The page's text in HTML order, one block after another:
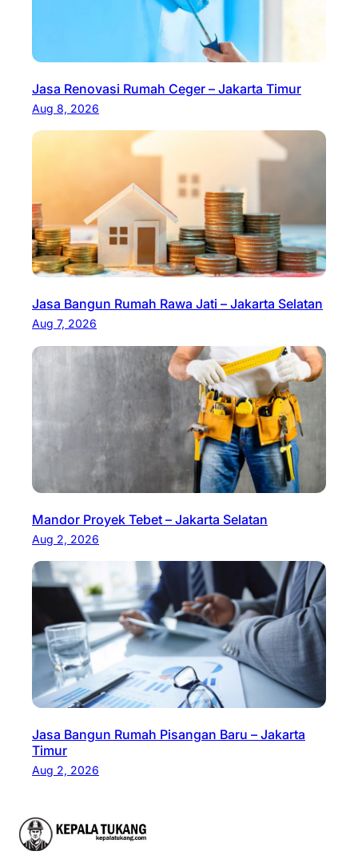
Jasa Renovasi Rumah Ceger – Jakarta Timur
Aug 8, 2026
Jasa Bangun Rumah Rawa Jati – Jakarta Selatan
Aug 7, 2026
Mandor Proyek Tebet – Jakarta Selatan
Aug 2, 2026
Jasa Bangun Rumah Pisangan Baru – Jakarta
Timur
Aug 2, 2026